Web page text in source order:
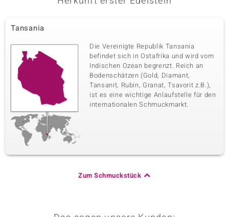
Tansania
Die Vereinigte Republik Tansania
befindet sich in Ostafrika und wird vom
Indischen Ozean begrenzt. Reich an
Bodenschätzen (Gold, Diamant,
Tansanit, Rubin, Granat, Tsavorit z.B.),
ist es eine wichtige Anlaufstelle für den
internationalen Schmuckmarkt.
Zum Schmuckstück